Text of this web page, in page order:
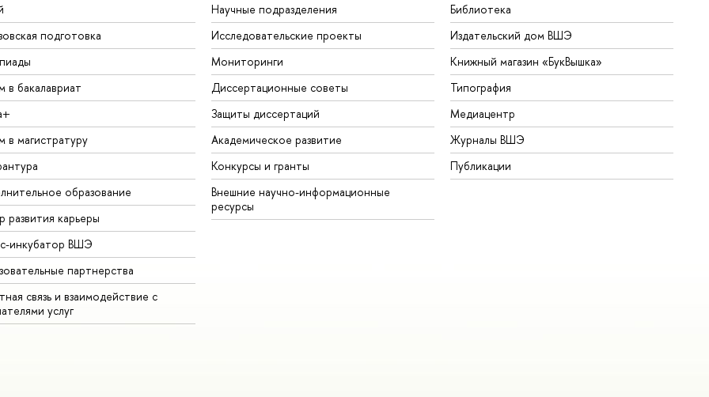
подготовка
в бакалавриат
в магистратуру
образование
развития карьеры
инкубатор ВШЭ
партнерства
связь и взаимодействие с
услуг
Научные подразделения
Исследовательские проекты
Мониторинги
Диссертационные советы
Защиты диссертаций
Академическое развитие
Конкурсы и гранты
Внешние научно-информационные
ресурсы
Библиотека
Издательский дом ВШЭ
Книжный магазин «БукВышка»
Типография
Медиацентр
Журналы ВШЭ
Публикации